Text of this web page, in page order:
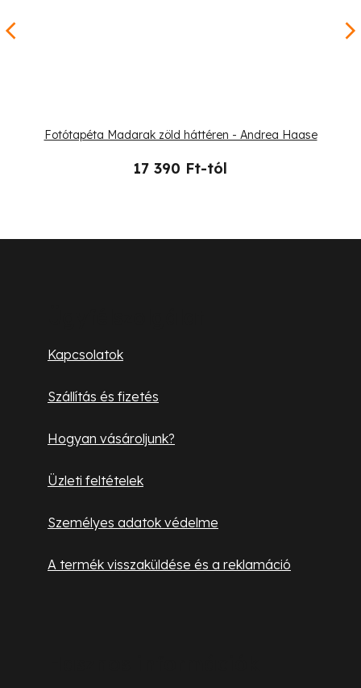
Fotótapéta Madarak zöld háttéren - Andrea Haase
17 390 Ft-tól
Kapcsolatok
Szállítás és fizetés
Hogyan vásároljunk?
Üzleti feltételek
Személyes adatok védelme
A termék visszaküldése és a reklamáció